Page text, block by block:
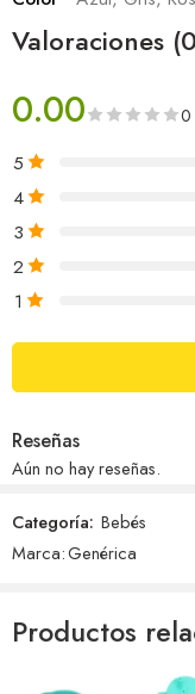
Valoraciones
0.00 0
5
4
3
2
1
Reseñas
Aún no hay reseñas.
Categoría: Bebés
Marca:Genérica
Productos